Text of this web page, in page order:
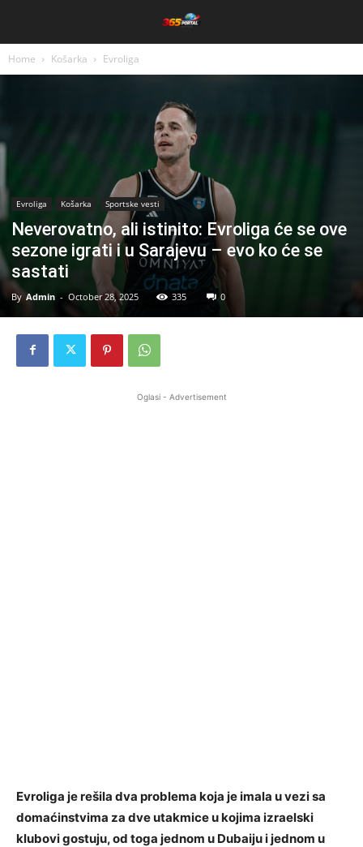
Home Košarka Evroliga
Evroliga Košarka Sportske vesti
Neverovatno, ali istinito: Evroliga će se ove
sezone igrati i u Sarajevu – evo ko će se
sastati
By Admin - October 28, 2025 335 0
Oglasi - Advertisement
Evroliga je rešila dva problema koja je imala u vezi sa
domaćinstvima za dve utakmice u kojima izraelski
klubovi gostuju, od toga jednom u Dubaiju i jednom u